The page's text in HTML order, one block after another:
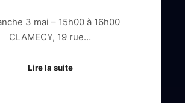
3 mai – 15h00 à 16h00
CLAMECY, 19 rue…
Lire la suite